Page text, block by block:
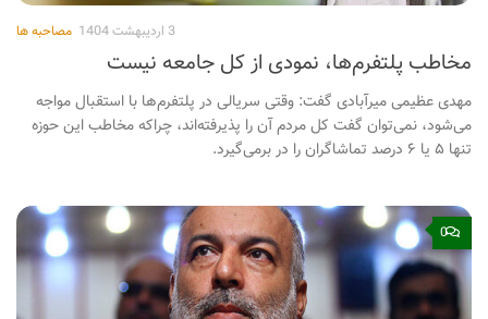
مصاحبه ها 3 اردیبهشت 1404
مخاطب پلتفرم‌ها، نمودی از کل جامعه نیست
مهدی عظیمی میرآبادی گفت: وقتی سریالی در پلتفرم‌ها با استقبال مواجه
می‌شود، نمی‌توان گفت کل مردم آن را پذیرفته‌اند، چراکه مخاطب این حوزه
تنها ۵ یا ۶ درصد تماشاگران را در برمی‌گیرد.
0